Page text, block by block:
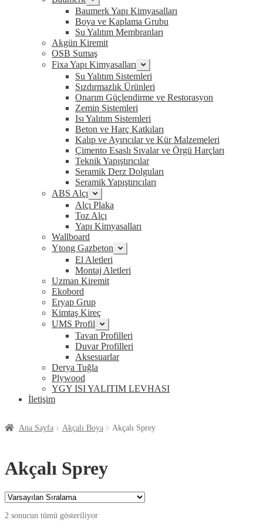
menüyü
genişlet
Baumerk Yapı Kimyasalları
Boya ve Kaplama Grubu
Su Yalıtım Membranları
Akgün Kiremit
OSB Sumaş
Fixa Yapı Kimyasalları Alt
menüyü
genişlet
Su Yalıtım Sistemleri
Sızdırmazlık Ürünleri
Onarım Güçlendirme ve Restorasyon
Zemin Sistemleri
Isı Yalıtım Sistemleri
Beton ve Harç Katkıları
Kalıp ve Ayırıcılar ve Kür Malzemeleri
Çimento Esaslı Sıvalar ve Örgü Harçları
Teknik Yapıştırıcılar
Seramik Derz Dolguları
Seramik Yapıştırıcıları
ABS Alçı Alt
menüyü
genişlet
Alçı Plaka
Toz Alçı
Yapı Kimyasalları
Wallboard
Ytong Gazbeton Alt
menüyü
genişlet
El Aletleri
Montaj Aletleri
Uzman Kiremit
Ekobord
Eryap Grup
Kimtaş Kireç
UMS Profil Alt
menüyü
genişlet
Tavan Profilleri
Duvar Profilleri
Aksesuarlar
Derya Tuğla
Plywood
YGY ISI YALITIM LEVHASI
İletişim
Ana Sayfa Akçalı Boya Akçalı Sprey
Akçalı Sprey
2 sonucun tümü gösteriliyor